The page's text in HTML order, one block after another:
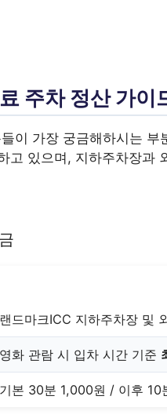
주차 정산 가이
이 가장 궁금해하시는
고 있으며, 지하주차장과
랜드마크ICC 지하주차장 및
영화 관람 시 입차 시간 기준
기본 30분 1,000원 / 이후 10